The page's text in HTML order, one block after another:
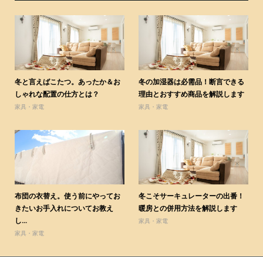
冬と言えばこたつ。あったか＆お
しゃれな配置の仕方とは？
家具・家電
冬の加湿器は必需品！断言できる
理由とおすすめ商品を解説します
家具・家電
布団の衣替え。使う前にやってお
きたいお手入れについてお教え
し...
家具・家電
冬こそサーキュレーターの出番！
暖房との併用方法を解説します
家具・家電